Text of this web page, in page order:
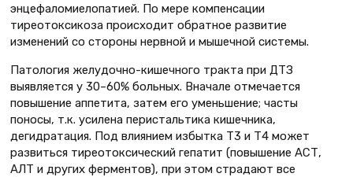
энцефаломиелопатией. По мере компенсации
тиреотоксикоза происходит обратное развитие
изменений со стороны нервной и мышечной системы.
Патология желудочно-кишечного тракта при ДТЗ
выявляется у 30–60% больных. Вначале отмечается
повышение аппетита, затем его уменьшение; часты
поносы, т.к. усилена перистальтика кишечника,
дегидратация. Под влиянием избытка Т3 и Т4 может
развиться тиреотоксический гепатит (повышение АСТ,
АЛТ и других ферментов), при этом страдают все